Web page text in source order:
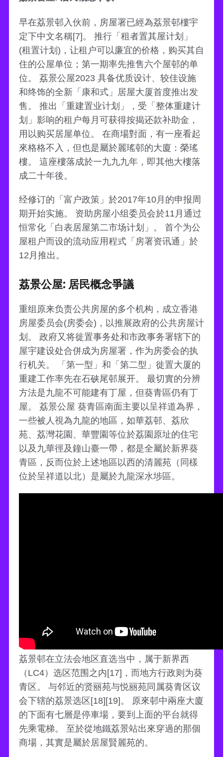
早在荔景邨入伙前，房屋署已經為荔景邨樓宇
定下中文名稱[7]。 推行「租者置其屋计划」
(租置计划)，让租户可以廉宜的价格，购买其自
住的公屋单位；第一期率先推售六个屋邨的单
位。 荔景公屋2023 具备优质设计、较佳设施
和终饰的全新「康和式」居屋大厦首度推出发
售。 推出「重建置业计划」，受「整体重建计
划」影响的租户每月可获得按揭还款补助金，
用以购买居屋单位。 在商場對面，有一座看起
來格格不入，但也是屬於麗瑤邨的大廈：榮瑤
樓。 這座樓落成於一九九九年，即其他大樓落
成二十年後。
经修订的「富户政策」於2017年10月的申报周
期开始实施。 资助房屋小组委员会於11月通过
恒常化「白表居屋第二市场计划」。 首个为公
屋租户而设的流动应用程式「房署资讯通」於
12月推出。
荔景公屋: 居民概念爭議
重组原来负责公共房屋的多个机构，成立香港
房屋委员会(房委会)，以推展政府的公共房屋计
划。 政府又将徙置事务处和市政事务署辖下的
屋宇建设处合併成为房屋署，作为房委会的执
行机关。 「第一型」和「第二型」徙置大厦的
重建工作率先在石硖尾邨展开。 最切實的分辨
方法是九龍不可能建有丁屋，但葵青區仍有丁
屋。 荔景公屋 葵青區南面主要以呈祥道為界，
一些被人視為九龍的地區，如華荔邨、荔欣
苑、荔灣花園、華豐園等位於荔園原址的住宅
以及九華徑及鐘山臺一帶，都是全屬於新界葵
青區，反而位於上述地區以西的清麗苑（同樣
位於呈祥道以北）是屬於九龍深水埗區。
荔景邨在立法会地区直选当中，属于新界西
（LC4）选区范围之内[17]，而地方行政则为葵
青区。 与邻近的贤丽苑与悦丽苑同属葵青区议
会下辖的荔景选区[18][19]。 原來邨中兩座大廈
的下面有七層是停車場，要到上面的平台就得
先乘電梯。 至於從地鐵荔景站出來穿過的那個
商場，其實是屬於居屋賢麗苑的。